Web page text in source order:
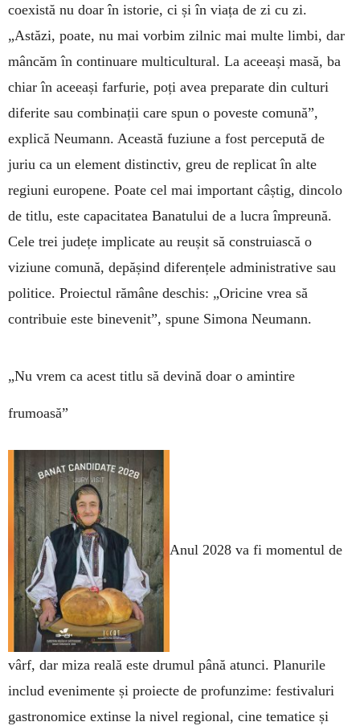
coexistă nu doar în istorie, ci și în viața de zi cu zi.
„Astăzi, poate, nu mai vorbim zilnic mai multe limbi, dar
mâncăm în continuare multicultural. La aceeași masă, ba
chiar în aceeași farfurie, poți avea preparate din culturi
diferite sau combinații care spun o poveste comună”,
explică Neumann. Această fuziune a fost percepută de
juriu ca un element distinctiv, greu de replicat în alte
regiuni europene. Poate cel mai important câștig, dincolo
de titlu, este capacitatea Banatului de a lucra împreună.
Cele trei județe implicate au reușit să construiască o
viziune comună, depășind diferențele administrative sau
politice. Proiectul rămâne deschis: „Oricine vrea să
contribuie este binevenit”, spune Simona Neumann.
„Nu vrem ca acest titlu să devină doar o amintire
frumoasă”
Anul 2028 va fi momentul de
vârf, dar miza reală este drumul până atunci. Planurile
includ evenimente și proiecte de profunzime: festivaluri
gastronomice extinse la nivel regional, cine tematice și